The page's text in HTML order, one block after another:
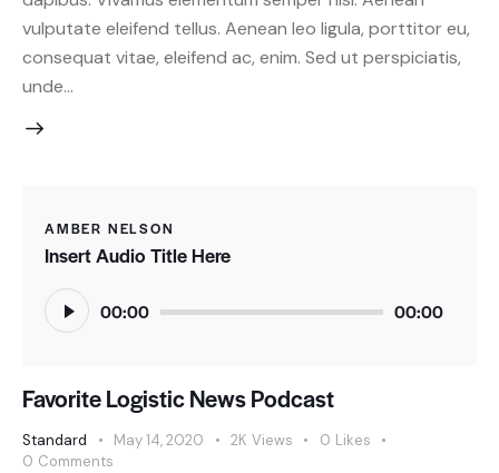
vulputate eleifend tellus. Aenean leo ligula, porttitor eu,
consequat vitae, eleifend ac, enim. Sed ut perspiciatis,
unde…
AMBER NELSON
Insert Audio Title Here
Audio
Player 00:00 00:00
Favorite Logistic News Podcast
Standard May 14, 2020 2K Views 0 Likes
0 Comments